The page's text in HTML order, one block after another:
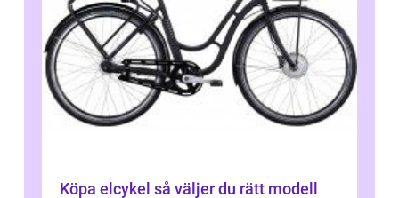
Köpa elcykel så väljer du rätt modell